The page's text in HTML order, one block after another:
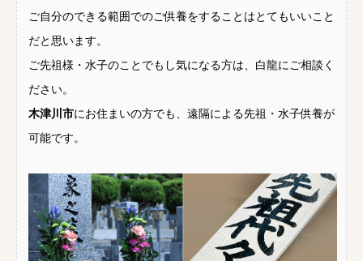
ご自分のできる範囲でのご供養をすることはとてもいいこと
だと思います。
ご先祖様・水子のことでもし気になる方は、白龍にご相談く
ださい。
木津川市にお住まいの方でも、遠隔による先祖・水子供養が
可能です。